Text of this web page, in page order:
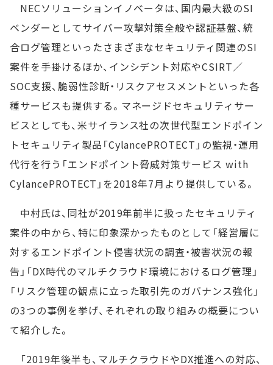
NECソリューションイノベータは、国内最大級のSI
ベンダーとしてサイバー攻撃対策全般や認証基盤、統
合ログ管理といったさまざまなセキュリティ関連のSI
案件を手掛けるほか、インシデント対応やCSIRT／
SOC支援、脆弱性診断・リスクアセスメントといった各
種サービスも提供する。マネージドセキュリティサー
ビスとしても、米サイランス社の次世代型エンドポイン
トセキュリティ製品「CylancePROTECT」の監視・運用
代行を行う「エンドポイント脅威対策サービス with
CylancePROTECT」を2018年7月より提供している。
中村氏は、同社が2019年前半に扱ったセキュリティ
案件の中から、特に印象深かったものとして「経営層に
対するエンドポイント侵害状況の調査・被害状況の報
告」「DX時代のマルチクラウド環境におけるログ管理」
「リスク管理の観点に立った取引先のガバナンス強化」
の3つの事例を挙げ、それぞれの取り組みの概要につい
て紹介した。
「2019年後半も、マルチクラウドやDX推進への対応、